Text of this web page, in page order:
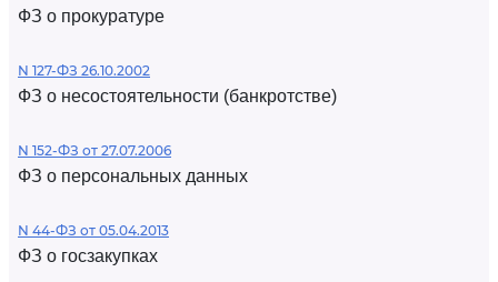
ФЗ о прокуратуре
N 127-ФЗ 26.10.2002
ФЗ о несостоятельности (банкротстве)
N 152-ФЗ от 27.07.2006
ФЗ о персональных данных
N 44-ФЗ от 05.04.2013
ФЗ о госзакупках